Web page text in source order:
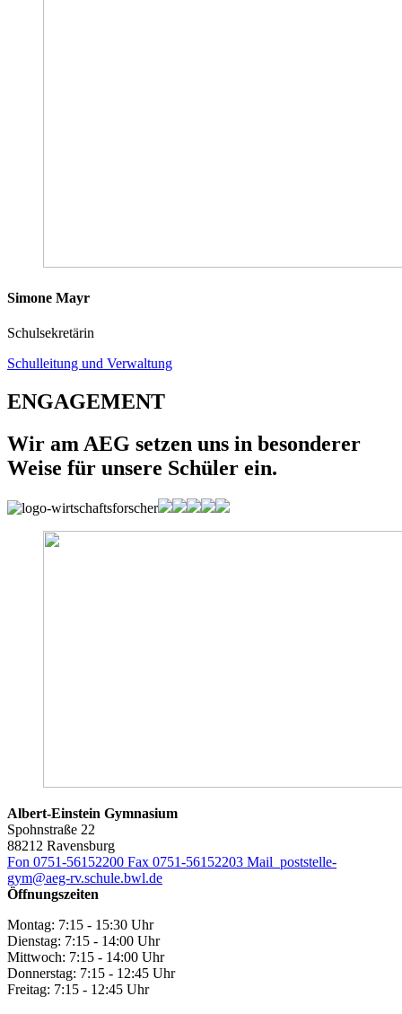
Simone Mayr
Schulsekretärin
Schulleitung und Verwaltung
ENGAGEMENT
Wir am AEG setzen uns in besonderer
Weise für unsere Schüler ein.
Albert-Einstein Gymnasium
Spohnstraße 22
88212 Ravensburg
Fon 0751-56152200 Fax 0751-56152203 Mail poststelle-
gym@aeg-rv.schule.bwl.de
Öffnungszeiten
Montag: 7:15 - 15:30 Uhr
Dienstag: 7:15 - 14:00 Uhr
Mittwoch: 7:15 - 14:00 Uhr
Donnerstag: 7:15 - 12:45 Uhr
Freitag: 7:15 - 12:45 Uhr